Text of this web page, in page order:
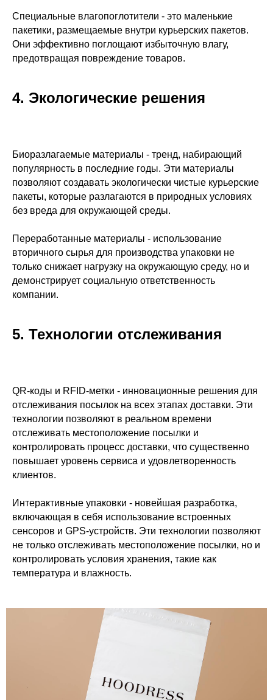
Специальные влагопоглотители - это маленькие
пакетики, размещаемые внутри курьерских пакетов.
Они эффективно поглощают избыточную влагу,
предотвращая повреждение товаров.
4. Экологические решения
Биоразлагаемые материалы - тренд, набирающий
популярность в последние годы. Эти материалы
позволяют создавать экологически чистые курьерские
пакеты, которые разлагаются в природных условиях
без вреда для окружающей среды.
Переработанные материалы - использование
вторичного сырья для производства упаковки не
только снижает нагрузку на окружающую среду, но и
демонстрирует социальную ответственность
компании.
5. Технологии отслеживания
QR-коды и RFID-метки - инновационные решения для
отслеживания посылок на всех этапах доставки. Эти
технологии позволяют в реальном времени
отслеживать местоположение посылки и
контролировать процесс доставки, что существенно
повышает уровень сервиса и удовлетворенность
клиентов.
Интерактивные упаковки - новейшая разработка,
включающая в себя использование встроенных
сенсоров и GPS-устройств. Эти технологии позволяют
не только отслеживать местоположение посылки, но и
контролировать условия хранения, такие как
температура и влажность.
О нас
О КОМПАНИИ
Условия сотрудничества
Отзывы клиентов
Примеры работ
Пакеты zip-lock
Курьерские пакеты
Бирки
УСЛУГИ
Фирменный стиль
Брендирование упаковки
AR-упаковка
КАК РАБОТАТЬ
ИСТОРИИ
КОНТАКТЫ
Коробки
Pantone
Москва, ул. Бутлерова д.
17, метро "Калужская"
sale@wowpacks.ru